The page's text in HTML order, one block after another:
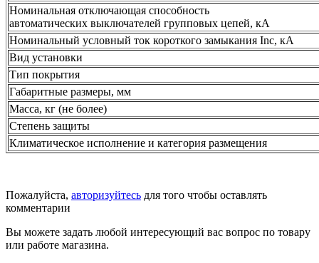
Номинальная отключающая способность
автоматических выключателей групповых цепей, кА
Номинальный условный ток короткого замыкания Inc, кА
Вид установки
Тип покрытия
Габаритные размеры, мм
Масса, кг (не более)
Степень защиты
Климатическое исполнение и категория размещения
Пожалуйста, авторизуйтесь для того чтобы оставлять
комментарии
Вы можете задать любой интересующий вас вопрос по товару
или работе магазина.